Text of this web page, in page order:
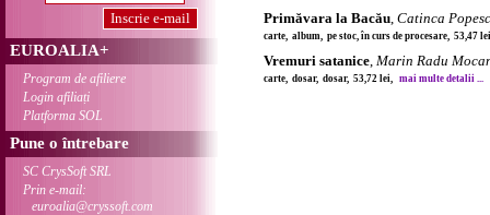
EUROALIA+
Program de afiliere
Login afiliați
Platforma SOL
Pune o întrebare
SC CrysSoft SRL
Prin e-mail:
euroalia@cryssoft.com
Primăvara la Bacău, Catinca
carte, album, pe stoc, în curs de procesare, 53,47
Vremuri satanice, Marin Radu
carte, dosar, dosar, 53,72 lei, mai multe detalii ...